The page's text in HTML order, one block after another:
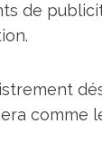
de
comme